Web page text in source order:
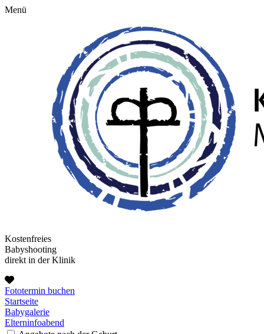
Menü
Kostenfreies
Babyshooting
direkt in der Klinik
Fototermin buchen
Startseite
Babygalerie
Elterninfoabend